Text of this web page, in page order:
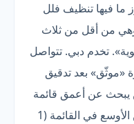
أبرز ما فيها تنظيف فلل
من أقل من ثلاث
تخدم دبي. تتواصل
«موثّق» بعد تدقيق
يبحث عن أعمق قائمة
خدمات — لكن تغطيتها أضيق من الأوسع في القائمة (1